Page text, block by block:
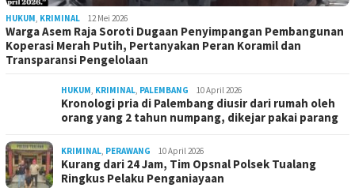
HUKUM, KRIMINAL 12 Mei 2026
Warga Asem Raja Soroti Dugaan Penyimpangan Pembangunan
Koperasi Merah Putih, Pertanyakan Peran Koramil dan
Transparansi Pengelolaan
HUKUM, KRIMINAL, PALEMBANG 10 April 2026
Kronologi pria di Palembang diusir dari rumah oleh
orang yang 2 tahun numpang, dikejar pakai parang
KRIMINAL, PERAWANG 10 April 2026
Kurang dari 24 Jam, Tim Opsnal Polsek Tualang
Ringkus Pelaku Penganiayaan